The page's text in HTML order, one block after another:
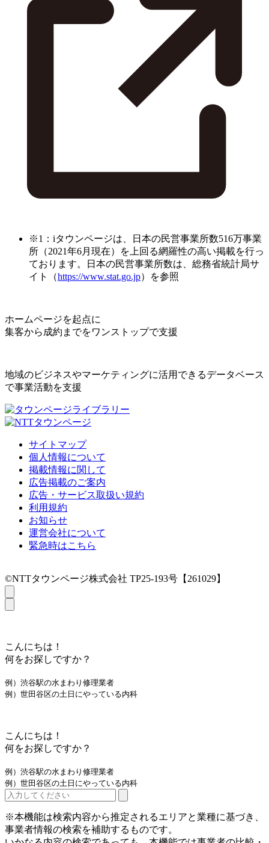
※1：iタウンページは、日本の民営事業所数516万事業
所（2021年6月現在）を上回る網羅性の高い掲載を行っ
ております。日本の民営事業所数は、総務省統計局サ
イト（https://www.stat.go.jp）を参照
ホームページを起点に
集客から成約までをワンストップで支援
地域のビジネスやマーケティングに活用できるデータベース
で事業活動を支援
サイトマップ
個人情報について
掲載情報に関して
広告掲載のご案内
広告・サービス取扱い規約
利用規約
お知らせ
運営会社について
緊急時はこちら
©NTTタウンページ株式会社 TP25-193号【261029】
こんにちは！
何をお探しですか？
例）渋谷駅の水まわり修理業者
例）世田谷区の土日にやっている内科
こんにちは！
何をお探しですか？
例）渋谷駅の水まわり修理業者
例）世田谷区の土日にやっている内科
※本機能は検索内容から推定されるエリアと業種に基づき、
事業者情報の検索を補助するものです。